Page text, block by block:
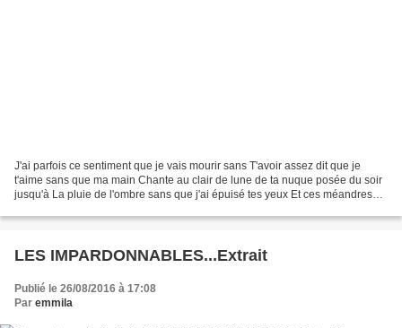
J'ai parfois ce sentiment que je vais mourir sans T'avoir assez dit que je
t'aime sans que ma main Chante au clair de lune de ta nuque posée du soir
jusqu'à La pluie de l'ombre sans que j'ai épuisé tes yeux Et ces méandres
LES IMPARDONNABLES...Extrait
Publié le 26/08/2016 à 17:08
Par emmila